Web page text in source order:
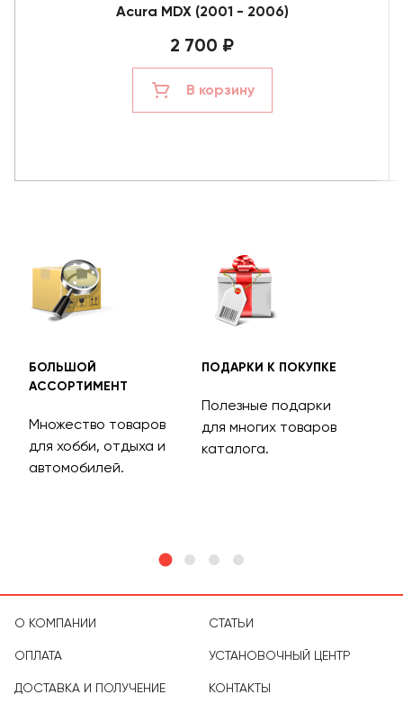
Acura MDX (2001 - 2006)
2 700 ₽
В корзину
БОЛЬШОЙ
АССОРТИМЕНТ
Множество товаров
для хобби, отдыха и
автомобилей.
ПОДАРКИ К ПОКУПКЕ
Полезные подарки
для многих товаров
каталога.
О КОМПАНИИ
ОПЛАТА
ДОСТАВКА И ПОЛУЧЕНИЕ
СТАТЬИ
УСТАНОВОЧНЫЙ ЦЕНТР
КОНТАКТЫ